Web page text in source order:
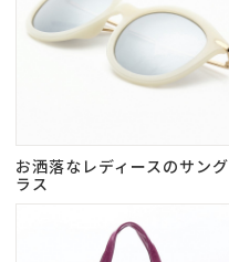
お洒落なレディースのサング
ラス